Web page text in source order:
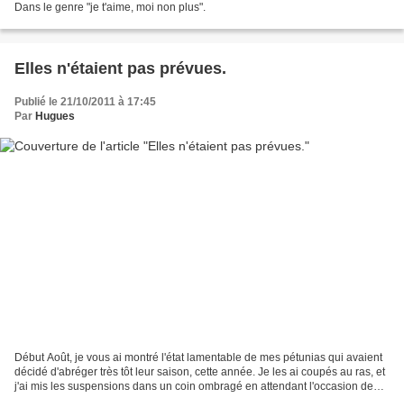
Dans le genre "je t'aime, moi non plus".
Elles n'étaient pas prévues.
Publié le 21/10/2011 à 17:45
Par Hugues
Début Août, je vous ai montré l'état lamentable de mes pétunias qui avaient
décidé d'abréger très tôt leur saison, cette année. Je les ai coupés au ras, et
j'ai mis les suspensions dans un coin ombragé en attendant l'occasion de